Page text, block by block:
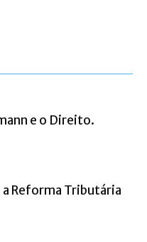
e o Direito.
a Reforma Tributária